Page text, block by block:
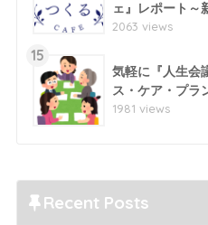
ェ』レポート～
2063 views
15
気軽に『人生会
ス・ケア・プラ
1981 views
Recent Posts